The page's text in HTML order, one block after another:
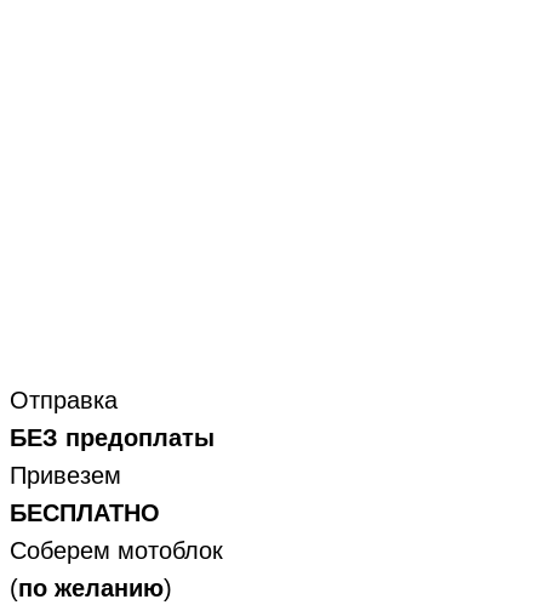
Отправка
БЕЗ предоплаты
Привезем
БЕСПЛАТНО
Соберем мотоблок
(по желанию)